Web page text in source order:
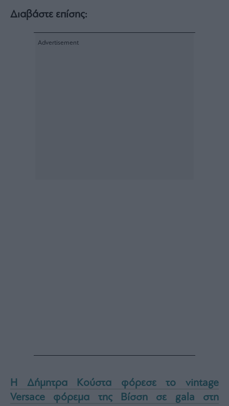
Διαβάστε επίσης:
Η Δήμητρα Κούστα φόρεσε το vintage
Versace φόρεμα της Βίσση σε gala στη